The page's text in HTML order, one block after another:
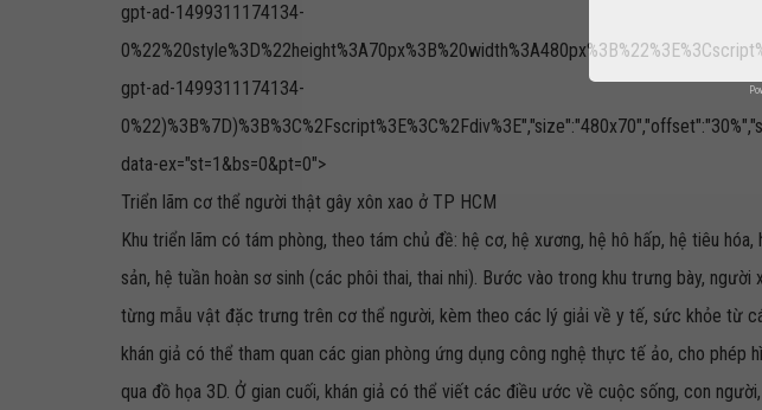
gpt-ad-1499311174134-
gpt-ad-1499311174134-
data-ex="st=1&bs=0&pt=0">
Triển lãm cơ thể người thật gây xôn xao ở TP HCM
Khu triển lãm có tám phòng, theo tám chủ đề: hệ cơ, hệ xương, hệ hô hấp, hệ tiêu hóa,
sản, hệ tuần hoàn sơ sinh (các phôi thai, thai nhi). Bước vào trong khu trưng bày,
từng mẫu vật đặc trưng trên cơ thể người, kèm theo các lý giải về y tế, sức khỏe từ
khán giả có thể tham quan các gian phòng ứng dụng công nghệ thực tế ảo, cho phép
qua đồ họa 3D. Ở gian cuối, khán giả có thể viết các điều ước về cuộc sống, con